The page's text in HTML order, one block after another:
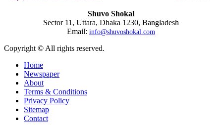
Shuvo Shokal
Sector 11, Uttara, Dhaka 1230, Bangladesh
Email: info@shuvoshokal.com
Copyright © All rights reserved.
Home
Newspaper
About
Terms & Conditions
Privacy Policy
Sitemap
Contact